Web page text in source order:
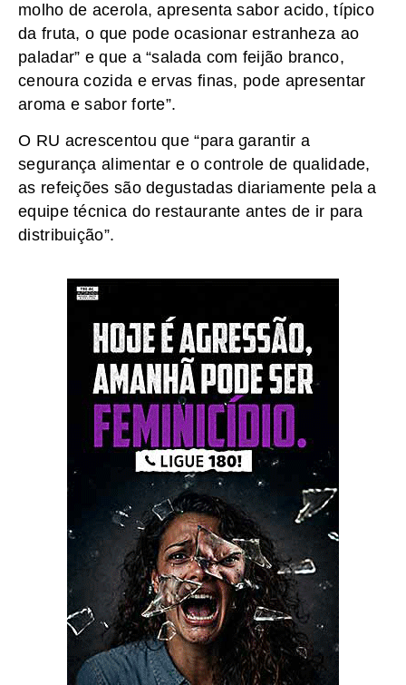
molho de acerola, apresenta sabor acido, típico
da fruta, o que pode ocasionar estranheza ao
paladar” e que a “salada com feijão branco,
cenoura cozida e ervas finas, pode apresentar
aroma e sabor forte”.
O RU acrescentou que “para garantir a
segurança alimentar e o controle de qualidade,
as refeições são degustadas diariamente pela a
equipe técnica do restaurante antes de ir para
distribuição”.